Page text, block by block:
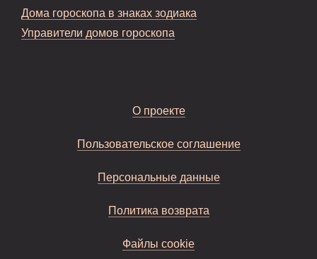
Дома гороскопа в знаках зодиака
Управители домов гороскопа
О проекте
Пользовательское соглашение
Персональные данные
Политика возврата
Файлы cookie